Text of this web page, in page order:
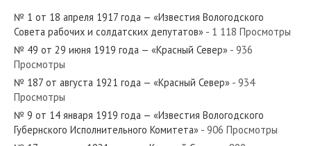
№ 280 от декабря 1940 года — «Красный Север»
№ 195 от августа 1926 года — «Красный Север»
№ 1 от 18 апреля 1917 года — «Известия Вологодского
Совета рабочих и солдатских депутатов» - 1 118 Просмотры
№ 49 от 29 июня 1919 года — «Красный Север» - 936
Просмотры
№ 187 от августа 1921 года — «Красный Север» - 934
Просмотры
№ 9 от 14 января 1919 года — «Известия Вологодского
Губернского Исполнительного Комитета» - 906 Просмотры